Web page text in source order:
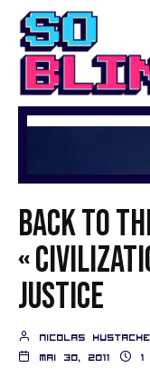
Back to
«
Justice
nicolas hustache
mai 30, 2011
1